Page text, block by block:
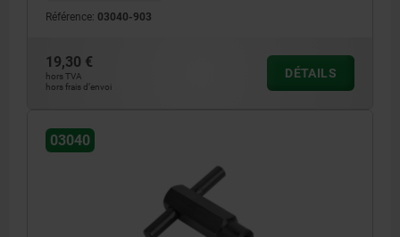
Référence: 03040-903
19,30 €
hors TVA
hors frais d’envoi
DÉTAILS
03040